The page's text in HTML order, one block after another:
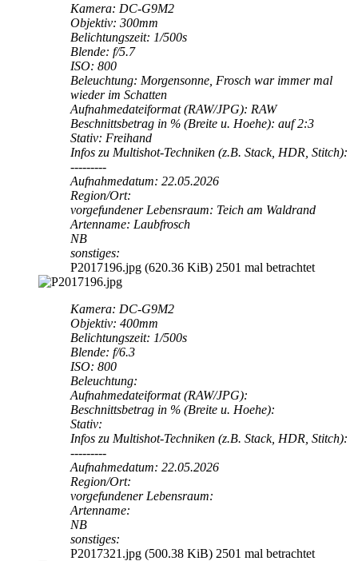
Kamera: DC-G9M2
Objektiv: 300mm
Belichtungszeit: 1/500s
Blende: f/5.7
ISO: 800
Beleuchtung: Morgensonne, Frosch war immer mal
wieder im Schatten
Aufnahmedateiformat (RAW/JPG): RAW
Beschnittsbetrag in % (Breite u. Hoehe): auf 2:3
Stativ: Freihand
Infos zu Multishot-Techniken (z.B. Stack, HDR, Stitch):
---------
Aufnahmedatum: 22.05.2026
Region/Ort:
vorgefundener Lebensraum: Teich am Waldrand
Artenname: Laubfrosch
NB
sonstiges:
P2017196.jpg (620.36 KiB) 2501 mal betrachtet
Kamera: DC-G9M2
Objektiv: 400mm
Belichtungszeit: 1/500s
Blende: f/6.3
ISO: 800
Beleuchtung:
Aufnahmedateiformat (RAW/JPG):
Beschnittsbetrag in % (Breite u. Hoehe):
Stativ:
Infos zu Multishot-Techniken (z.B. Stack, HDR, Stitch):
---------
Aufnahmedatum: 22.05.2026
Region/Ort:
vorgefundener Lebensraum:
Artenname:
NB
sonstiges:
P2017321.jpg (500.38 KiB) 2501 mal betrachtet